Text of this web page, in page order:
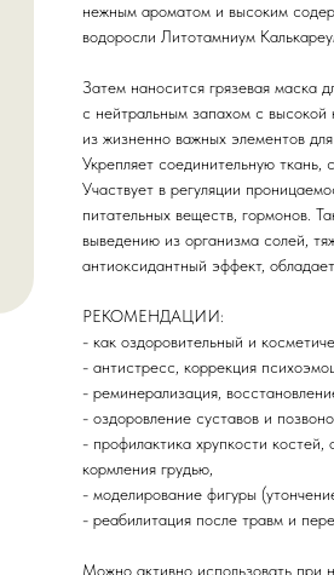
нежным ароматом и высоким
водоросли Литотамниум
Затем наносится грязевая маска
с нейтральным запахом с высокой
из жизненно важных элементов
Укрепляет соединительную ткань,
Участвует в регуляции
питательных веществ, гормонов.
выведению из организма солей,
антиоксидантный эффект,
РЕКОМЕНДАЦИИ:
- как оздоровительный и
- антистресс, коррекция
- реминерализация,
- оздоровление суставов и
- профилактика хрупкости
кормления грудью,
- моделирование фигуры
- реабилитация после травм и
Можно активно использовать при